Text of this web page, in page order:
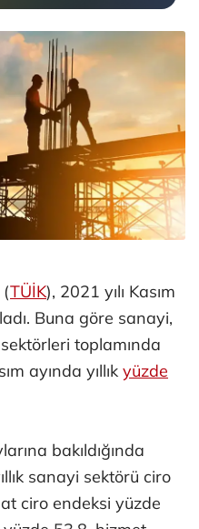
TÜİK), 2021 yılı Kasım
Buna göre sanayi,
toplamında
ayında yıllık yüzde
bakıldığında
sanayi sektörü ciro
ciro endeksi yüzde